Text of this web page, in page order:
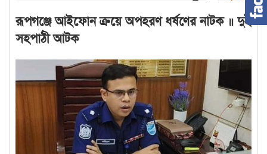
রূপগঞ্জে আইফোন ক্রয়ে অপহরণ ধর্ষণের নাটক ॥ দুই
সহপাঠী আটক